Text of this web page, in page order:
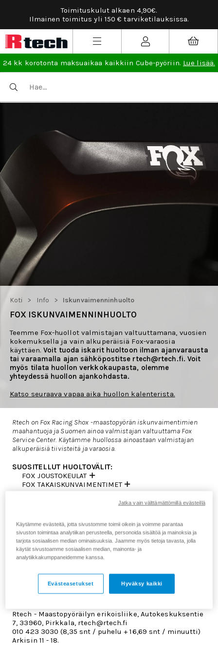
Toimituskulut alkaen 4,90€.
Ilmainen toimitus yli 150 € tarviketilauksissa.
24 kk korotonta maksuaikaa kaikkiin Cube-pyöriin. Lue lisää.
Koti > Info > Iskunvaimenninhuolto
FOX ISKUNVAIMENNINHUOLTO
Teemme Fox-huollot valmistajan valtuuttamana, vuosien
kokemuksella ja vain alkuperäisiä Fox-varaosia
käyttäen. Voit tuoda iskarit huoltoon ilman ajanvarausta
tai varaamalla ajan sähköpostitse rtech@rtech.fi. Voit
myös tilata huollon verkkokaupasta, olemme
yhteydessä huollon ajankohdasta.
Katso seuraava vapaa aika huollon kalenterista.
Rtech on Fox Racing Shox -maastopyörän iskunvaimentimien
maahantuoja ja Suomen ainoa valmistajan valtuuttama Fox
Service Center. Käytämme huollossa ainoastaan valmistajan
alkuperäisiä tiivisteitä ja varaosia.
SUOSITELLUT HUOLTOVÄLIT:
FOX JOUSTOKEULAT
FOX TAKAISKUNVAIMENTIMET
ISKAREIDEN TOIMITTAMINEN HUOLTOON:
TOIMITUS MYYMÄLÄÄN
TOIMITUS MATKAHUOLLON TAI POSTIN KAUTTA
TOIMITUKSEN PAKKAUS ENNEN LÄHETYSTÄ
TOIMITUKSEN VASTAANOTTO
HUOLLON VALMISTUMINEN
TAKUUEHDOT
MITEN VALITA OIKEAT FOX/MARZOCCHI VARAOSAT?
Rtech - Maastopyöräilyn erikoisliike, Autokeskuksentie
7, 33960, Pirkkala, rtech@rtech.fi
010 423 3030 (8,35 snt / puhelu + 16,69 snt / minuutti)
Arkisin 11 - 18.
Käytämme evästeitä, jotta sivustomme toimii oikein ja voimme parantaa
sivuston toimintaa analytiikan perusteella, personoida sisältöä ja mainoksia ja
tarjota sosiaalisen median ominaisuuksia. Jaamme myös tietoja tavasta, jolla
käytät sivustoamme sosiaalisen median, mainonta- ja
analytiikkakumppaneidemme kanssa.
Hyväksy kaikki
Evästeasetukset
Jatka vain välttämättömillä evästeillä